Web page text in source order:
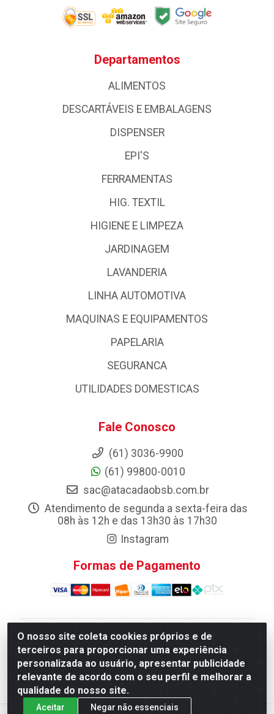
O nosso site coleta cookies próprios e de
terceiros para proporcionar uma experiência
personalizada ao usuário, apresentar publicidade
relevante de acordo com o seu perfil e melhorar a
qualidade do nosso site.
Aceitar Negar não essenciais
Departamentos
ALIMENTOS
DESCARTÁVEIS E EMBALAGENS
DISPENSER
EPI'S
FERRAMENTAS
HIG. TEXTIL
HIGIENE E LIMPEZA
JARDINAGEM
LAVANDERIA
LINHA AUTOMOTIVA
MAQUINAS E EQUIPAMENTOS
PAPELARIA
SEGURANCA
UTILIDADES DOMESTICAS
Fale Conosco
(61) 3036-9900
(61) 99800-0010
sac@atacadaobsb.com.br
Atendimento de segunda a sexta-feira das
08h às 12h e das 13h30 às 17h30
Instagram
Formas de Pagamento
Atacadao da Limpeza F. Pereira Queiroz Comercio e
Distribuicao LTDA - Quadra Qi 10 Lotes 39 e, 41 - Setor
Industrial (Taguatinga), Brasília/DF - CEP 72.135-100 -
CNPJ 13.184.675/0001-80